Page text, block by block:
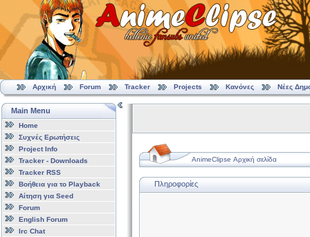
Αρχική Forum Tracker Projects Κανόνες Νέες
Main Menu
Home
Συχνές Ερωτήσεις
Project Info
Tracker - Downloads
Tracker RSS
Βοήθεια για το Playback
Αίτηση για Seed
Forum
English Forum
Irc Chat
AnimeClipse Αρχική σελίδα
Πληροφορίες